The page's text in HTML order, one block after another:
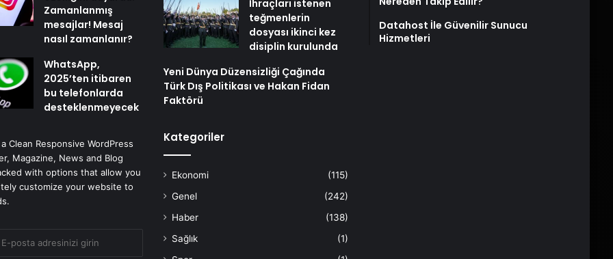
Zamanlanmış
mesajlar! Mesaj
nasıl zamanlanır?
WhatsApp,
2025’ten itibaren
bu telefonlarda
desteklenmeyecek
Clean Responsive WordPress
Magazine, News and Blog
with options that allow you
customize your website to
İhraçları istenen
teğmenlerin
dosyası ikinci kez
disiplin kurulunda
Yeni Dünya Düzensizliği Çağında
Türk Dış Politikası ve Hakan Fidan
Faktörü
Kategoriler
Ekonomi
(115)
Genel
(242)
Haber
(138)
Sağlık
(1)
Datahost İle Güvenilir Sunucu
Hizmetleri